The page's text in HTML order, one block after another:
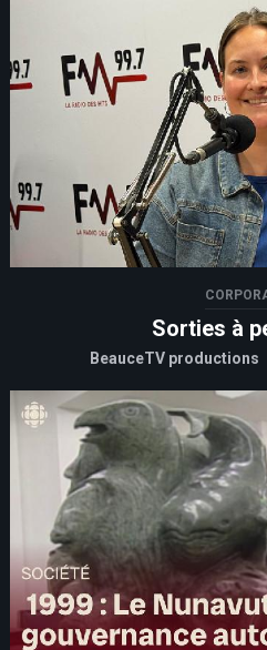
Sorties à
BeauceTV productions